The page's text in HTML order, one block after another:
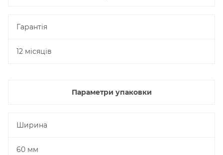
Гарантія
12 місяців
Параметри упаковки
Ширина
60 мм